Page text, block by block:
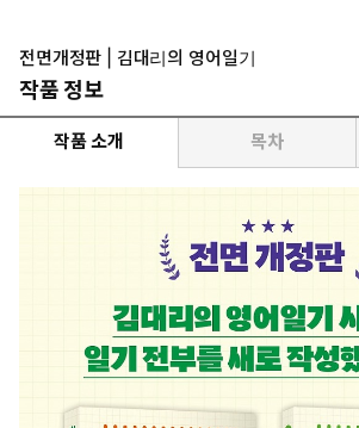
전면개정판 | 김대리의 영어일기
작품 정보
작품 소개 목차